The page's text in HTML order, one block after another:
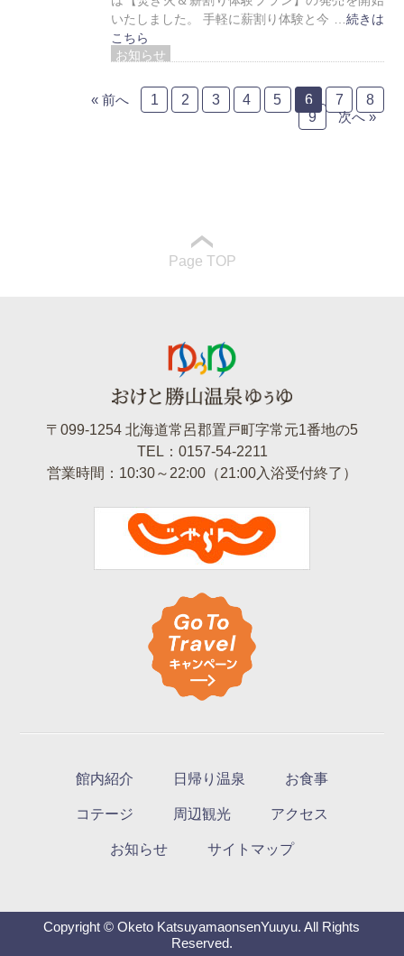
お知らせ
いたしました。 手軽に薪割り体験と今 … 続きは
こちら
« 前へ 1 2 3 4 5 6 7
8
9
次へ »
Page TOP
〒099-1254 北海道常呂郡置戸町字常元1番地の5
TEL：0157-54-2211
営業時間：10:30～22:00（21:00入浴受付終了）
館内紹介 日帰り温泉 お食事
コテージ 周辺観光 アクセス
お知らせ サイトマップ
Copyright © Oketo KatsuyamaonsenYuuyu. All Rights
Reserved.